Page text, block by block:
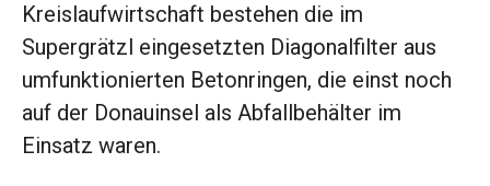
Kreislaufwirtschaft bestehen die im
Supergrätzl eingesetzten Diagonalfilter aus
umfunktionierten Betonringen, die einst noch
auf der Donauinsel als Abfallbehälter im
Einsatz waren.